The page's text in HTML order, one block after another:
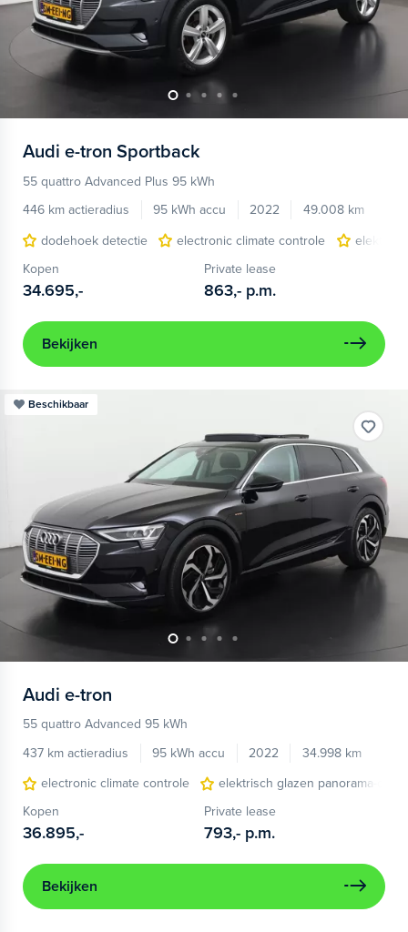
Audi e-tron Sportback
55 quattro Advanced Plus 95 kWh
446 km actieradius
95 kWh accu 2022
49.008 km
dodehoek detectie
electronic climate controle
Kopen
34.695,-
Private lease
863,- p.m.
Bekijken
Beschikbaar
Audi e-tron
55 quattro Advanced 95 kWh
437 km actieradius
95 kWh accu 2022
34.998 km
electronic climate controle
elektrisch glazen panorama-dak
Kopen
36.895,-
Private lease
793,- p.m.
Bekijken